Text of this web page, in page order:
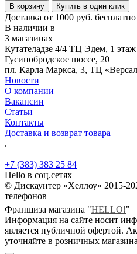
В корзину Купить в один клик
Доставка от 1000 руб. бесплатно
В наличии в
3 магазинах
Кутателадзе 4/4 ТЦ Эдем, 1 этаж
Гусинобродское шоссе, 20
пл. Карла Маркса, 3, ТЦ
Новости
О компании
Вакансии
Статьи
Контакты
Доставка и возврат товара
.
+7 (383) 383 25 84
Hello в соц.сетях
© Дискаунтер «Хеллоу» 2015-
телефонов
Франшиза магазина "HELLO!"
Информация на сайте носит
является публичной офертой.
уточняйте в розничных